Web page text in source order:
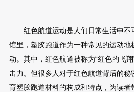
红色航道运动是人们日常生活中不
馆里，塑胶跑道作为一种常见的运动地
动。其中，红色航道被称为“红色的飞
击力。但很多人对于红色航道背后的
育塑胶跑道材料的构成和特点，为读者